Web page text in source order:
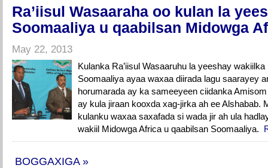
Ra’iisul Wasaaraha oo kulan la
Soomaaliya u qaabilsan Midowga
May 22, 2013
Kulanka Ra’iisul Wasaaruhu la yeeshay
Soomaaliya ayaa waxaa diirada lagu saarayey
horumarada ay ka sameeyeen ciidanka
ay kula jiraan kooxda xag-jirka ah ee Alshabab.
kulanku waxaa saxafada si wada jir ah ula
wakiil Midowga Africa u qaabilsan Soomaaliya.
BOGGAXIGA »